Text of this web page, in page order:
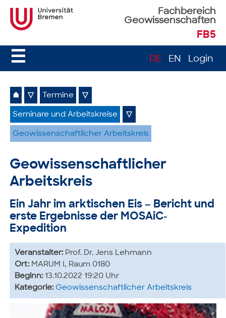
Fachbereich
Geowissenschaften
FB5
☰ DE EN Login
⌂ ▽ Termine ▽
Seminare und Arbeitskreise ▽
Geowissenschaftlicher Arbeitskreis
Geowissenschaftlicher
Arbeitskreis
Ein Jahr im arktischen Eis – Bericht und
erste Ergebnisse der MOSAiC-
Expedition
Veranstalter: Prof. Dr. Jens Lehmann
Ort: MARUM I, Raum 0180
Beginn: 13.10.2022 19:20 Uhr
Kategorie: Geowissenschaftlicher Arbeitskreis